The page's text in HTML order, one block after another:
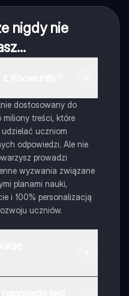
nigdy nie
dostosowany do
miliony treści, które
uczniom
odpowiedzi. Ale nie
prowadzi
wyzwania związane
planami nauki,
i 100% personalizacją
uczniów.